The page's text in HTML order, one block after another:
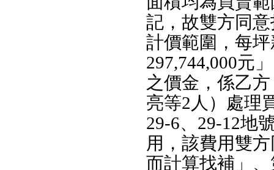
記，故雙方同
計價範圍，每
297,744,000元
之價金，係乙
亮等2人）處理
29-6、29-12地
用，該費用雙
而計算找補」